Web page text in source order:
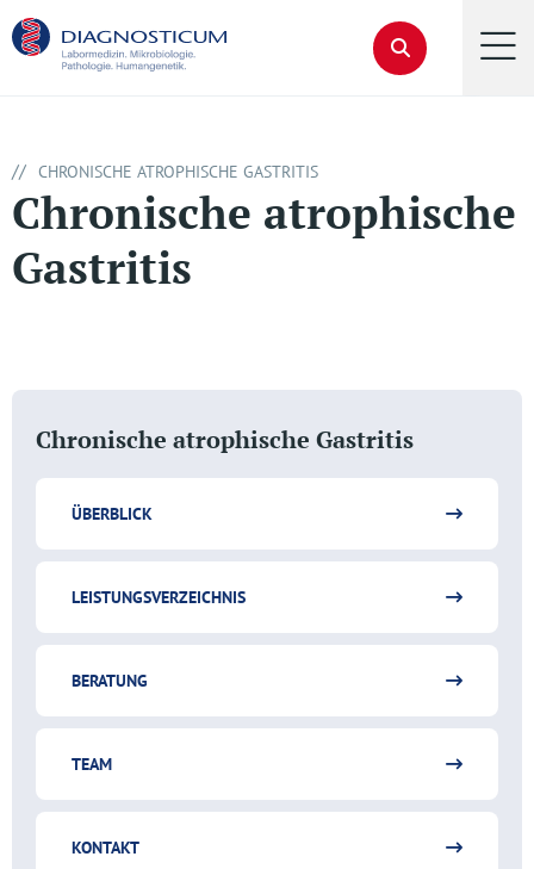
Chronische atrophische Gastritis
ÜBERBLICK
LEISTUNGSVERZEICHNIS
BERATUNG
TEAM
KONTAKT
// CHRONISCHE ATROPHISCHE GASTRITIS
Chronische atrophische
Gastritis